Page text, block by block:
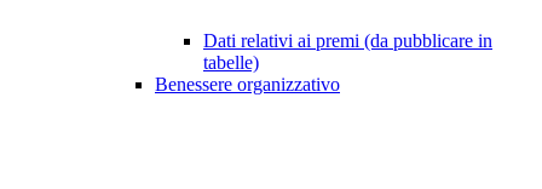
Dati relativi ai premi (da pubblicare in
tabelle)
Benessere organizzativo